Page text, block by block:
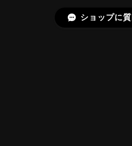
で、そう感じていただけ
です。Star Rose Cut™
ショップに